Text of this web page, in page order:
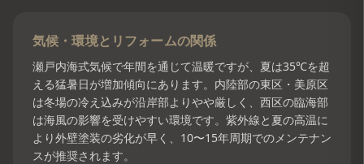
気候・環境とリフォームの関係
瀬戸内海式気候で年間を通じて温暖ですが、夏は35℃を超
える猛暑日が増加傾向にあります。内陸部の東区・美原区
は冬場の冷え込みが沿岸部よりやや厳しく、西区の臨海部
は海風の影響を受けやすい環境です。紫外線と夏の高温に
より外壁塗装の劣化が早く、10〜15年周期でのメンテナン
スが推奨されます。